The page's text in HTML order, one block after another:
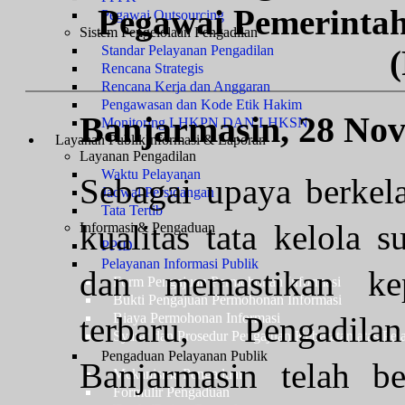
Pegawai Outsourcing
Sistem Pengelolaan Pengadilan
Standar Pelayanan Pengadilan
Rencana Strategis
Rencana Kerja dan Anggaran
Pengawasan dan Kode Etik Hakim
Monitoring LHKPN DAN LHKSN
Layanan PublikInformasi & Laporan
Layanan Pengadilan
Waktu Pelayanan
Jadwal Persidangan
Tata Tertib
Informasi & Pengaduan
PPID
Pelayanan Informasi Publik
Form Pengajuan Permohonan Informasi
Bukti Pengajuan Permohonan Informasi
Biaya Permohonan Informasi
Syarat dan Prosedur Pengajuan Keberatan atas
Pengaduan Pelayanan Publik
Mekanisme Pengaduan
Formulir Pengaduan
Pegawai
Banjarmasin, 28
Sebagai upaya
kualitas tata kelola
dan memastikan
terbaru,
Banjarmasin telah